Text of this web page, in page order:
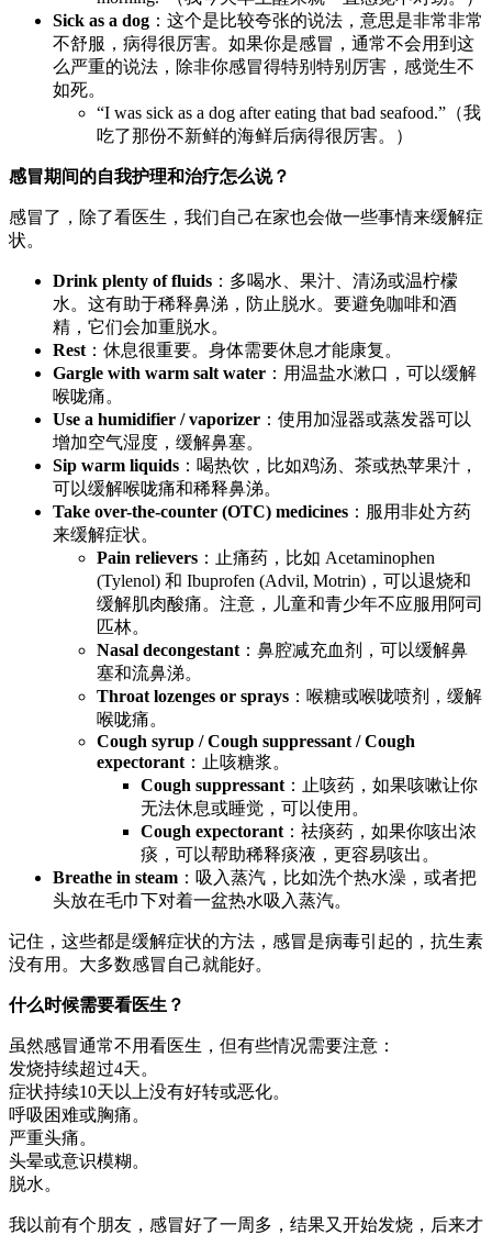
Sick as a dog ：这个是比较夸张的说法，意思是非常非常
不舒服，病得很厉害。如果你是感冒，通常不会用到这
么严重的说法，除非你感冒得特别特别厉害，感觉生不
如死。
“I was sick as a dog after eating that bad seafood.”（我
吃了那份不新鲜的海鲜后病得很厉害。）
感冒期间的自我护理和治疗怎么说？
感冒了，除了看医生，我们自己在家也会做一些事情来缓解症
状。
Drink plenty of fluids ：多喝水、果汁、清汤或温柠檬
水。这有助于稀释鼻涕，防止脱水。要避免咖啡和酒
精，它们会加重脱水。
Rest ：休息很重要。身体需要休息才能康复。
Gargle with warm salt water ：用温盐水漱口，可以缓解
喉咙痛。
Use a humidifier / vaporizer ：使用加湿器或蒸发器可以
增加空气湿度，缓解鼻塞。
Sip warm liquids ：喝热饮，比如鸡汤、茶或热苹果汁，
可以缓解喉咙痛和稀释鼻涕。
Take over-the-counter (OTC) medicines ：服用非处方药
来缓解症状。
Pain relievers ：止痛药，比如 Acetaminophen
(Tylenol) 和 Ibuprofen (Advil, Motrin)，可以退烧和
缓解肌肉酸痛。注意，儿童和青少年不应服用阿司
匹林。
Nasal decongestant ：鼻腔减充血剂，可以缓解鼻
塞和流鼻涕。
Throat lozenges or sprays ：喉糖或喉咙喷剂，缓解
喉咙痛。
Cough syrup / Cough suppressant / Cough
expectorant ：止咳糖浆。
Cough suppressant ：止咳药，如果咳嗽让你
无法休息或睡觉，可以使用。
Cough expectorant ：祛痰药，如果你咳出浓
痰，可以帮助稀释痰液，更容易咳出。
Breathe in steam ：吸入蒸汽，比如洗个热水澡，或者把
头放在毛巾下对着一盆热水吸入蒸汽。
记住，这些都是缓解症状的方法，感冒是病毒引起的，抗生素
没有用。大多数感冒自己就能好。
什么时候需要看医生？
虽然感冒通常不用看医生，但有些情况需要注意：
发烧持续超过4天。
症状持续10天以上没有好转或恶化。
呼吸困难或胸痛。
严重头痛。
头晕或意识模糊。
脱水。
我以前有个朋友，感冒好了一周多，结果又开始发烧，后来才